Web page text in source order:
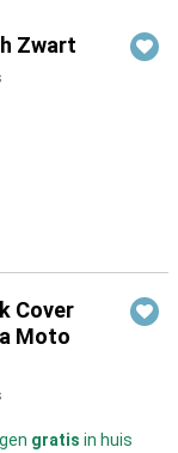
Zwart
Cover
Moto
gratis in huis